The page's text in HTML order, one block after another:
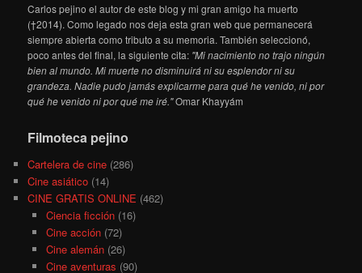
Carlos pejino el autor de este blog y mi gran amigo ha muerto
(†2014). Como legado nos deja esta gran web que permanecerá
siempre abierta como tributo a su memoria. También seleccionó,
poco antes del final, la siguiente cita: "Mi nacimiento no trajo ningún
bien al mundo. Mi muerte no disminuirá ni su esplendor ni su
grandeza. Nadie pudo jamás explicarme para qué he venido, ni por
qué he venido ni por qué me iré."Omar Khayyám
Filmoteca pejino
Cartelera de cine (286)
Cine asiático (14)
CINE GRATIS ONLINE (462)
Ciencia ficción(16)
Cine acción(72)
Cine alemán(26)
Cine aventuras (90)